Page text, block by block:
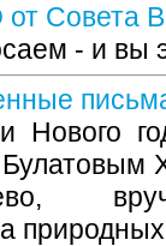
Совета
- и вы
Нового